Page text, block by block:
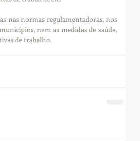
nas normas regulamentadoras, nos
nem as medidas de saúde,
de trabalho.